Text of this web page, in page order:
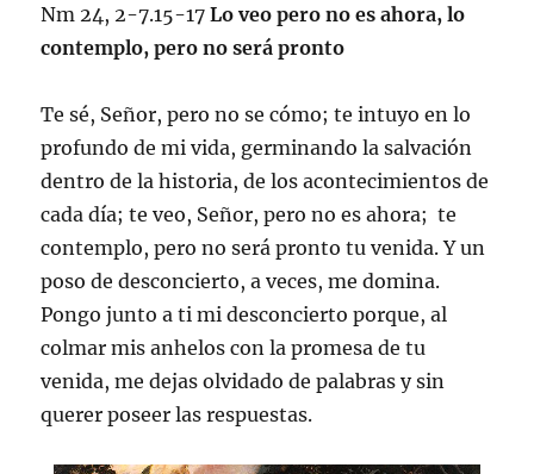
Nm 24, 2-7.15-17Lo veo pero no es ahora, lo
contemplo, pero no será pronto
Te sé, Señor, pero no se cómo; te intuyo en lo
profundo de mi vida, germinando la salvación
dentro de la historia, de los acontecimientos de
cada día; te veo, Señor, pero no es ahora; te
contemplo, pero no será pronto tu venida. Y un
poso de desconcierto, a veces, me domina.
Pongo junto a ti mi desconcierto porque, al
colmar mis anhelos con la promesa de tu
venida, me dejas olvidado de palabras y sin
querer poseer las respuestas.